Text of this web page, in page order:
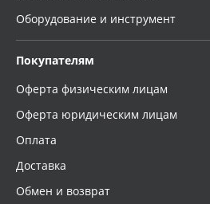
Оборудование и инструмент
Покупателям
Оферта физическим лицам
Оферта юридическим лицам
Оплата
Доставка
Обмен и возврат